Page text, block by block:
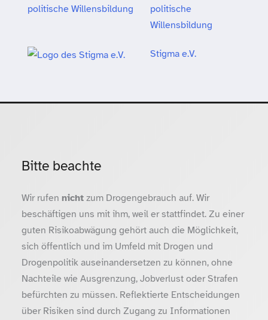
politische
Willensbildung
Stigma e.V.
Bitte beachte
Wir rufen nichtzum Drogengebrauch auf. Wir
beschäftigen uns mit ihm, weil er stattfindet. Zu einer
guten Risikoabwägung gehört auch die Möglichkeit,
sich öffentlich und im Umfeld mit Drogen und
Drogenpolitik auseinandersetzen zu können, ohne
Nachteile wie Ausgrenzung, Jobverlust oder Strafen
befürchten zu müssen. Reflektierte Entscheidungen
über Risiken sind durch Zugang zu Informationen